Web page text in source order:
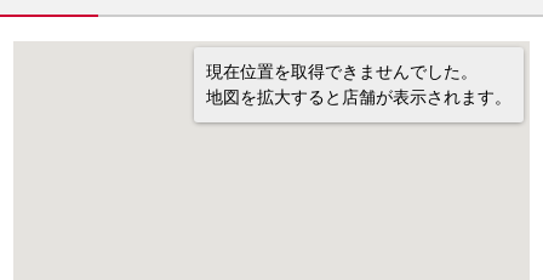
現在位置を取得できませんでした。
地図を拡大すると店舗が表示されます。